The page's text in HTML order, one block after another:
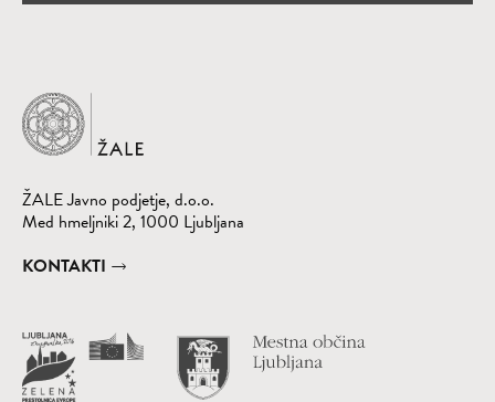
Domov
ŽALE Javno podjetje, d.o.o.
Med hmeljniki 2, 1000 Ljubljana
KONTAKTI